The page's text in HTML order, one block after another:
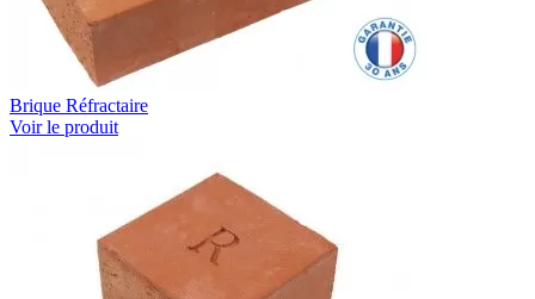
Brique Réfractaire
Voir le produit